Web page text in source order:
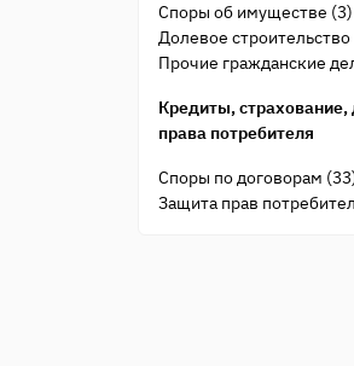
Споры об имуществе (3)
Долевое строительство
Прочие гражданские
Кредиты,
права потребителя
Споры по договорам
Защита прав